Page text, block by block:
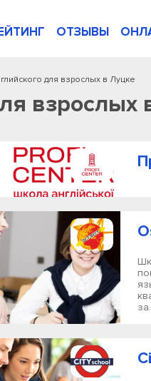
ОТЗЫВЫ
для взрослых в Луцке
взрослых